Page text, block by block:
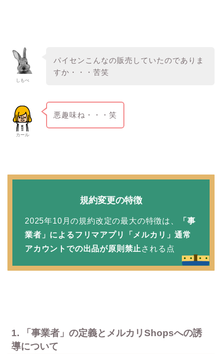
しもべ
パイセンこんなの販売していたのでありま
すか・・・苦笑
カール
悪趣味ね・・・笑
規約変更の特徴
2025年10月の規約改定の最大の特徴は、
「事
業者」によるフリマアプリ「メルカリ」通常
アカウントでの出品が原則禁止 される点
1. 「事業者」の定義とメルカリShopsへの誘
導について